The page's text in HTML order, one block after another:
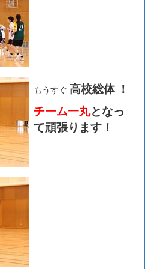
もうすぐ 高校総体 ！
チーム一丸となっ
て頑張ります！